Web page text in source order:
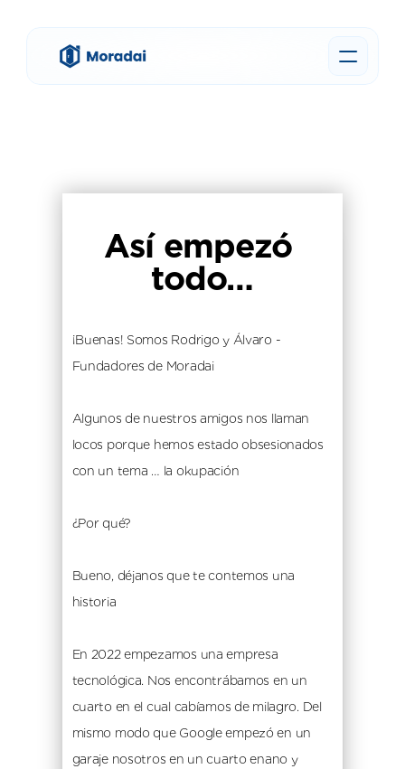
Así empezó
todo…
¡Buenas! Somos Rodrigo y Álvaro -
Fundadores de Moradai
Algunos de nuestros amigos nos llaman
locos porque hemos estado obsesionados
con un tema … la okupación
¿Por qué?
Bueno, déjanos que te contemos una
historia
En 2022 empezamos una empresa
tecnológica. Nos encontrábamos en un
cuarto en el cual cabíamos de milagro. Del
mismo modo que Google empezó en un
garaje nosotros en un cuarto enano y